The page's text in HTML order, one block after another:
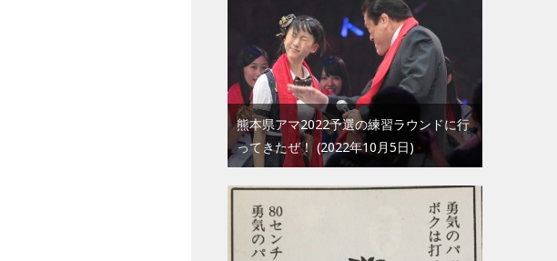
熊本県アマ2022予選の練習ラウンドに行
ってきたぜ！ 2022年10月5日